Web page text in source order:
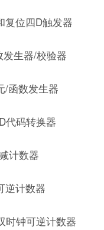
位四D触发器
生器/校验器
数发生器
码转换器
计数器
计数器
钟可逆计数器